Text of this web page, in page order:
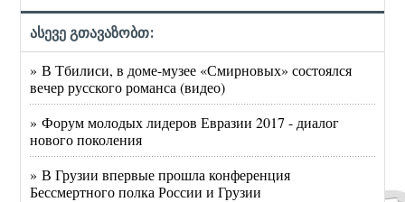
ასევე გთავაზობთ:
» В Тбилиси, в доме-музее «Смирновых» состоялся
вечер русского романса (видео)
» Форум молодых лидеров Евразии 2017 - диалог
нового поколения
» В Грузии впервые прошла конференция
Бессмертного полка России и Грузии